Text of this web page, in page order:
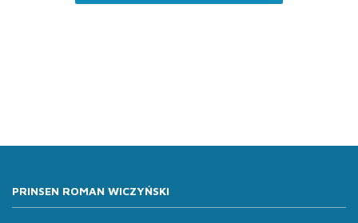
PRINSEN ROMAN WICZYŃSKI